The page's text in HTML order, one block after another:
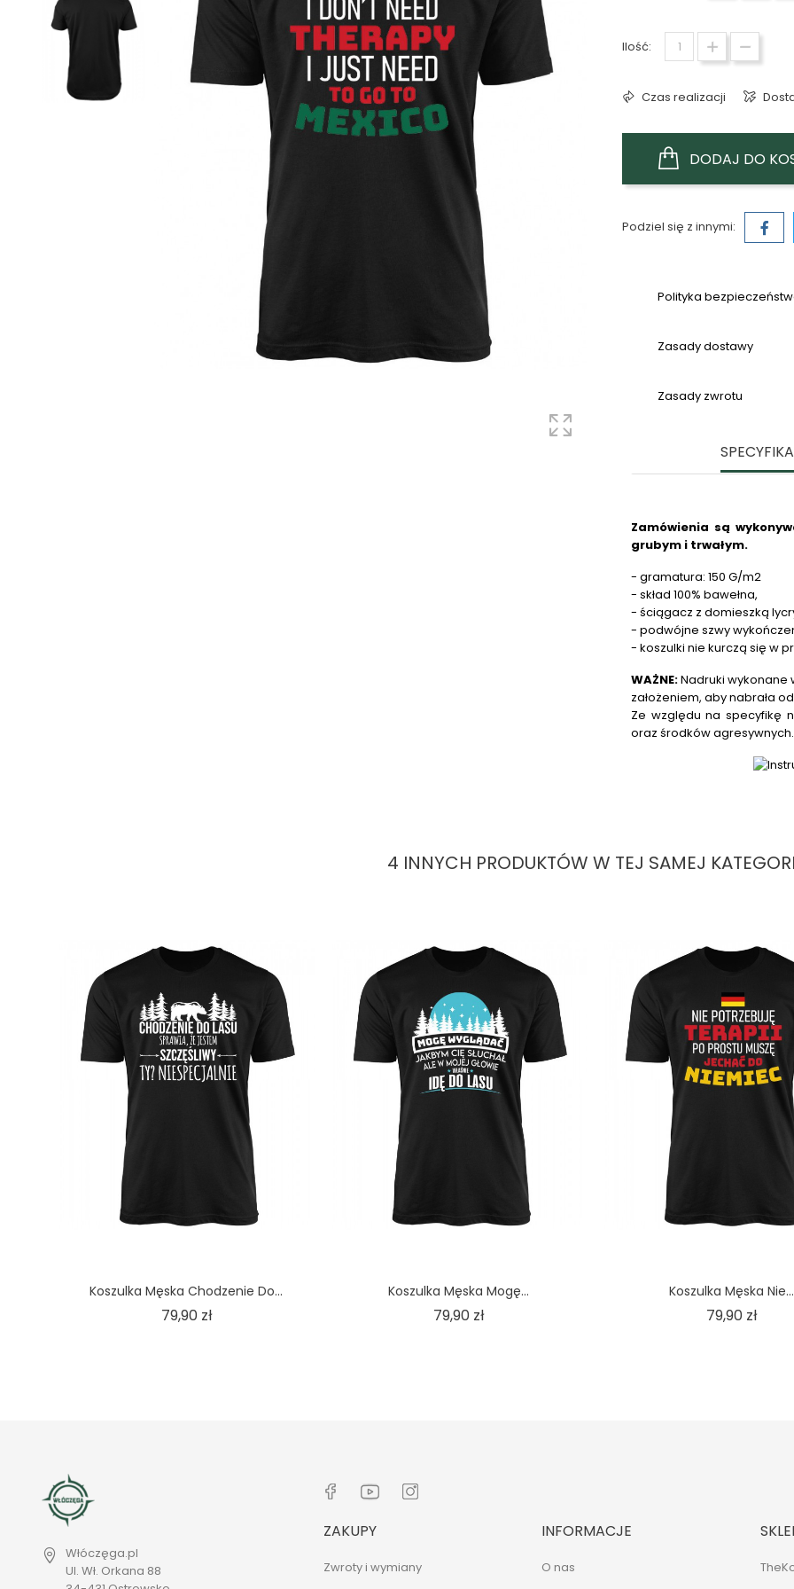
Ilość:
Czas realizacji
DODAJ DO
Podziel się z innymi:
Polityka
Zasady dostawy
Zasady zwrotu
Zamówienia są
grubym i trwałym.
- gramatura: 150 G/m2
- skład 100% bawełna,
- ściągacz z domieszką
- podwójne szwy
- koszulki nie kurczą się w
WAŻNE:Nadruki wykonane
założeniem, aby nabrała
Ze względu na specyfikę
oraz środków
4 INNYCH PRODUKTÓW W TEJ SAMEJ
Koszulka Męska Chodzenie Do...
79,90 złCena
Koszulka Męska Mogę...
79,90 złCena
Koszulka Męska Nie...
79,90 złCena
Włóczęga.pl
Ul. Wł. Orkana 88
ZAKUPY
Zwroty i wymiany
INFORMACJE
O nas